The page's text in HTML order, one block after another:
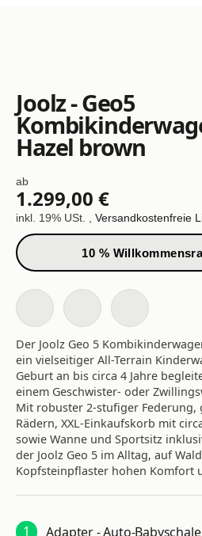
Joolz - Geo5
Hazel brown
ab
1.299,00 €
inkl. 19% USt. , Versandkostenfreie
10 %
Der Joolz Geo 5
ein vielseitiger All-Terrain
Geburt an bis circa 4 Jahre
einem Geschwister- oder
Mit robuster 2-stufiger Federung,
Rädern, XXL-Einkaufskorb mit
sowie Wanne und Sportsitz
der Joolz Geo 5 im Alltag, auf
Kopfsteinpflaster hohen Komfort
1 Adapter - Auto-